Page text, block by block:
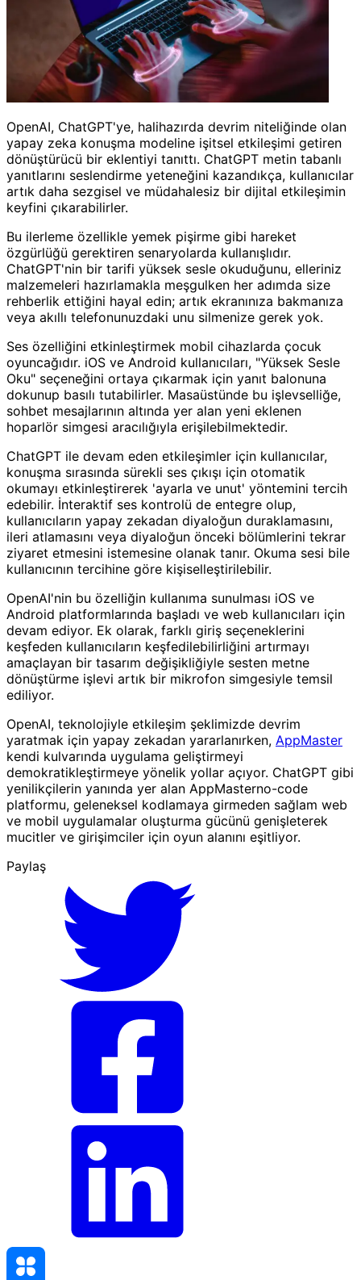
OpenAI, ChatGPT'ye, halihazırda devrim niteliğinde olan
yapay zeka konuşma modeline işitsel etkileşimi getiren
dönüştürücü bir eklentiyi tanıttı. ChatGPT metin tabanlı
yanıtlarını seslendirme yeteneğini kazandıkça, kullanıcılar
artık daha sezgisel ve müdahalesiz bir dijital etkileşimin
keyfini çıkarabilirler.
Bu ilerleme özellikle yemek pişirme gibi hareket
özgürlüğü gerektiren senaryolarda kullanışlıdır.
ChatGPT'nin bir tarifi yüksek sesle okuduğunu, elleriniz
malzemeleri hazırlamakla meşgulken her adımda size
rehberlik ettiğini hayal edin; artık ekranınıza bakmanıza
veya akıllı telefonunuzdaki unu silmenize gerek yok.
Ses özelliğini etkinleştirmek mobil cihazlarda çocuk
oyuncağıdır. iOS ve Android kullanıcıları, "Yüksek Sesle
Oku" seçeneğini ortaya çıkarmak için yanıt balonuna
dokunup basılı tutabilirler. Masaüstünde bu işlevselliğe,
sohbet mesajlarının altında yer alan yeni eklenen
hoparlör simgesi aracılığıyla erişilebilmektedir.
ChatGPT ile devam eden etkileşimler için kullanıcılar,
konuşma sırasında sürekli ses çıkışı için otomatik
okumayı etkinleştirerek 'ayarla ve unut' yöntemini tercih
edebilir. İnteraktif ses kontrolü de entegre olup,
kullanıcıların yapay zekadan diyaloğun duraklamasını,
ileri atlamasını veya diyaloğun önceki bölümlerini tekrar
ziyaret etmesini istemesine olanak tanır. Okuma sesi bile
kullanıcının tercihine göre kişiselleştirilebilir.
OpenAI'nin bu özelliğin kullanıma sunulması iOS ve
Android platformlarında başladı ve web kullanıcıları için
devam ediyor. Ek olarak, farklı giriş seçeneklerini
keşfeden kullanıcıların keşfedilebilirliğini artırmayı
amaçlayan bir tasarım değişikliğiyle sesten metne
dönüştürme işlevi artık bir mikrofon simgesiyle temsil
ediliyor.
OpenAI, teknolojiyle etkileşim şeklimizde devrim
yaratmak için yapay zekadan yararlanırken, AppMaster
kendi kulvarında uygulama geliştirmeyi
demokratikleştirmeye yönelik yollar açıyor. ChatGPT gibi
yenilikçilerin yanında yer alan AppMasterno-code
platformu, geleneksel kodlamaya girmeden sağlam web
ve mobil uygulamalar oluşturma gücünü genişleterek
mucitler ve girişimciler için oyun alanını eşitliyor.
Paylaş